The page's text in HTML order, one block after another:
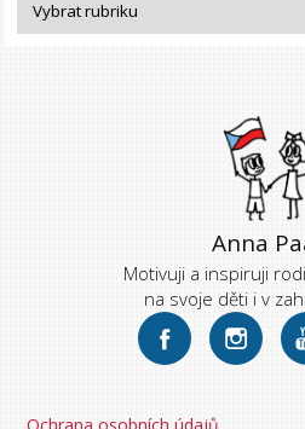
Anna
Motivuji a inspiruji
na svoje děti i v